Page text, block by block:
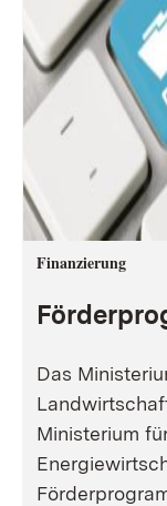
Finanzierung
Das
Ministerium